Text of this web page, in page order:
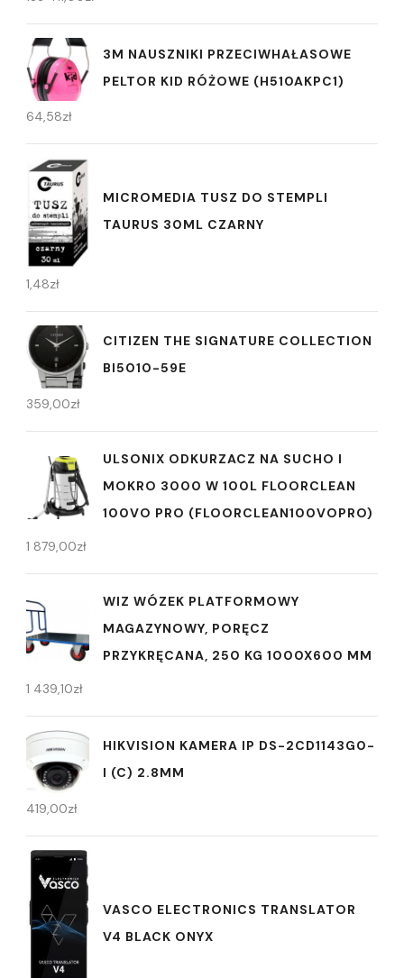
3M NAUSZNIKI PRZECIWHAŁASOWE
PELTOR KID RÓŻOWE (H510AKPC1)
64,58zł
MICROMEDIA TUSZ DO STEMPLI
TAURUS 30ML CZARNY
1,48zł
CITIZEN THE SIGNATURE COLLECTION
BI5010-59E
359,00zł
ULSONIX ODKURZACZ NA SUCHO I
MOKRO 3000 W 100L FLOORCLEAN
100VO PRO (FLOORCLEAN100VOPRO)
1 879,00zł
WIZ WÓZEK PLATFORMOWY
MAGAZYNOWY, PORĘCZ
PRZYKRĘCANA, 250 KG 1000X600 MM
1 439,10zł
HIKVISION KAMERA IP DS-2CD1143G0-
I (C) 2.8MM
419,00zł
VASCO ELECTRONICS TRANSLATOR
V4 BLACK ONYX